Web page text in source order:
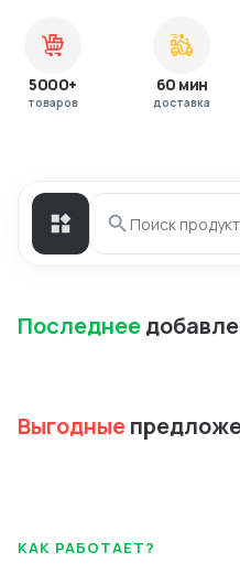
5000+
товаров
60 мин
доставка
Последнее
Выгодные
КАК РАБОТАЕТ?